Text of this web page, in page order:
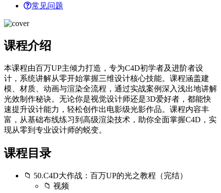
常见问题
课程介绍
本课程由百万UP主倾力打造，专为C4D初学者及进阶者设
计，系统讲解从零开始掌握三维设计核心技能。课程涵盖建
模、材质、动画与渲染全流程，通过实战案例深入浅出地讲解
光效制作秘诀。无论你是视觉设计师还是3D爱好者，都能快
速提升设计能力，轻松创作出电影级光影作品。课程内容丰
富，从基础布线练习到高级渲染技术，助你全面掌握C4D，实
现从零到专业设计师的蜕变。
课程目录
📁 50.C4D大作战：百万UP的光之教程（完结）
📁 视频